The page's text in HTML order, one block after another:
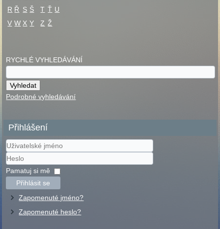
R Ř S Š T Ť U
V W X Y Z Ž
RYCHLÉ VYHLEDÁVÁNÍ
Podrobné vyhledávání
Přihlášení
Uživatelské
jméno
Heslo
Pamatuj si mě
Přihlásit se
Zapomenuté jméno?
Zapomenuté heslo?